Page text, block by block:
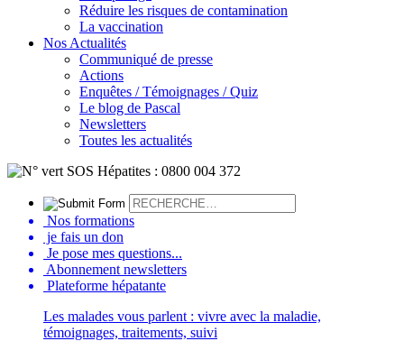
Réduire les risques de contamination
La vaccination
Nos Actualités
Communiqué de presse
Actions
Enquêtes / Témoignages / Quiz
Le blog de Pascal
Newsletters
Toutes les actualités
Nos formations
je fais un don
Je pose mes questions...
Abonnement newsletters
Plateforme hépatante
Les malades vous parlent : vivre avec la maladie,
témoignages, traitements, suivi